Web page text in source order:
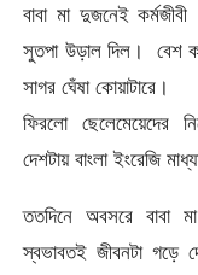
বাবা মা দুজনেই
সুতপা উড়াল দিল। বেশ
সাগর ঘেঁষা কোয়াটারে।
ফিরলো ছেলেমেয়েদের
দেশটায় বাংলা ইংরেজি
ততদিনে অবসরে বাবা
স্বভাবতই জীবনটা গড়ে